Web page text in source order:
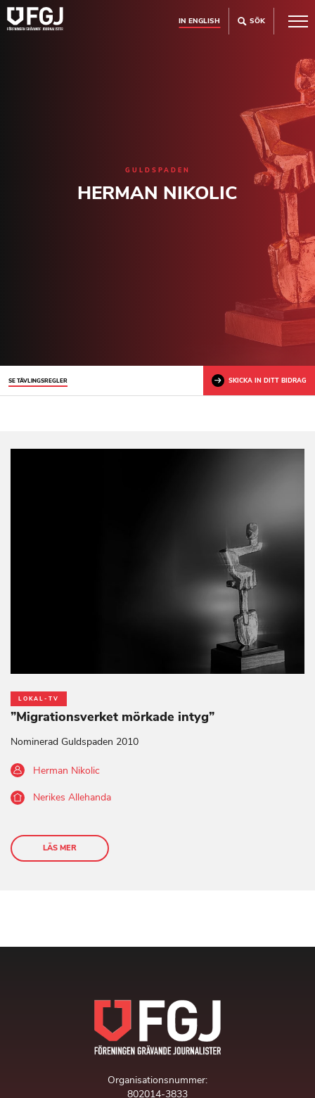
IN ENGLISH SÖK
GULDSPADEN
HERMAN NIKOLIC
SE TÄVLINGSREGLER SKICKA IN DITT BIDRAG
LOKAL-TV
”Migrationsverket mörkade intyg”
Nominerad Guldspaden 2010
Herman Nikolic
Nerikes Allehanda
LÄS MER
Organisationsnummer:
802014-3833